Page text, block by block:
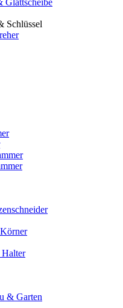
Glättscheibe
Schlüssel
& Garten